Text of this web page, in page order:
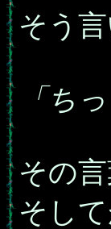
そう言
「ち
その
そし